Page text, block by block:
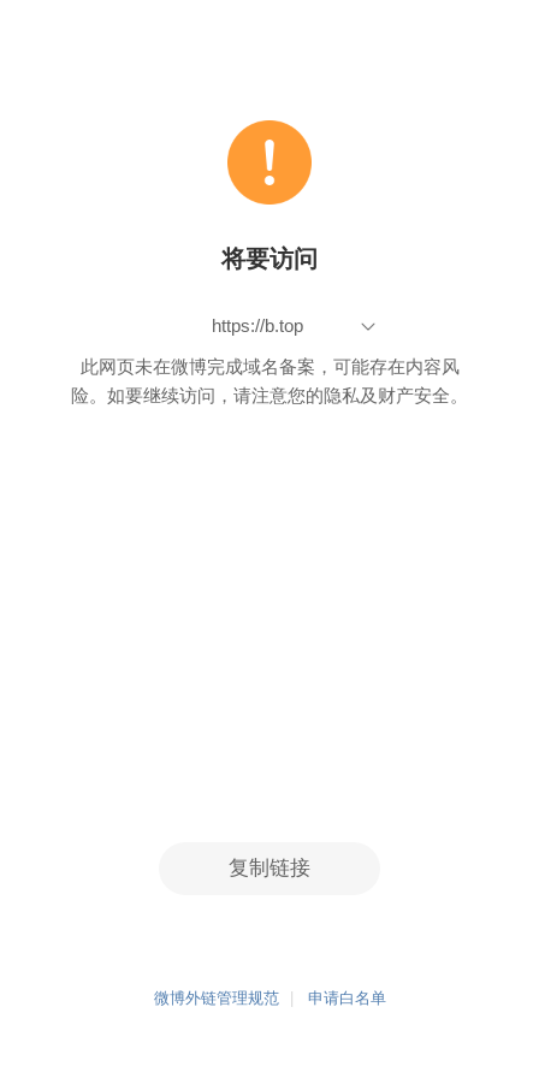
将要访问
https://b.top
此网页未在微博完成域名备案，可能存在内容风
险。如要继续访问，请注意您的隐私及财产安全。
复制链接
微博外链管理规范 申请白名单